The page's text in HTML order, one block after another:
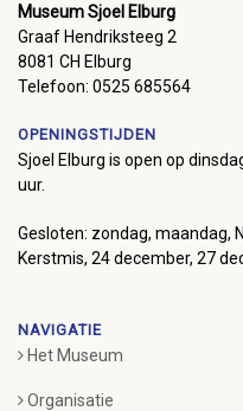
Museum Sjoel Elburg
Graaf Hendriksteeg 2
8081 CH Elburg
Telefoon: 0525 685564
OPENINGSTIJDEN
Sjoel Elburg is open op
uur.
Gesloten: zondag, maandag,
Kerstmis, 24 december, 27
NAVIGATIE
Het Museum
Organisatie